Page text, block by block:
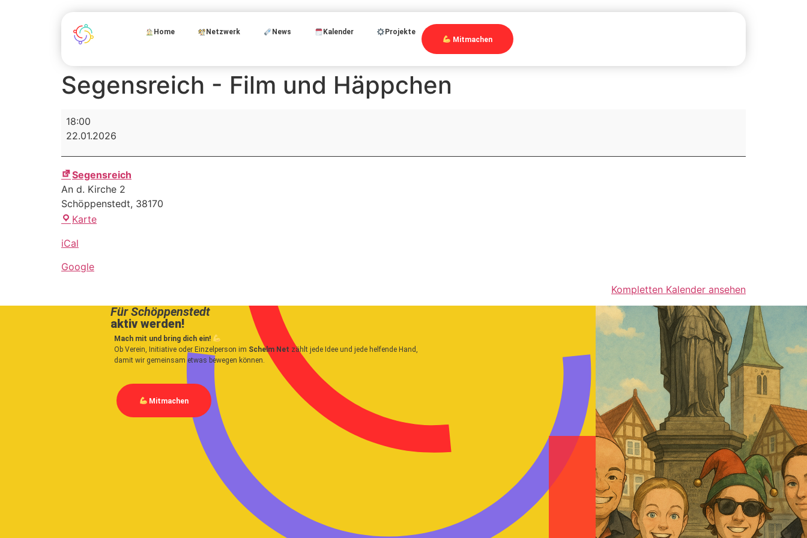
Home Netzwerk News Kalender
Projekte
Mitmachen
Segensreich - Film und Häppchen
18:00
22.01.2026
Segensreich
An d. Kirche 2
Schöppenstedt, 38170
Karte
iCal
Google
Kompletten Kalender ansehen
Für Schöppenstedt
aktiv werden!
Mach mit und bring dich ein!
Ob Verein, Initiative oder Einzelperson im Schelm Net zählt jede Idee und jede helfende Hand,
damit wir gemeinsam etwas bewegen können.
Mitmachen